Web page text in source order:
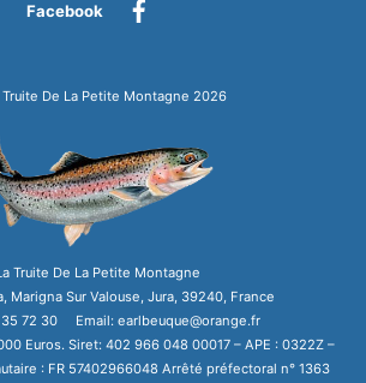
Facebook
Truite De La Petite Montagne 2026
Truite De La Petite Montagne
Marigna Sur Valouse, Jura, 39240, France
35 72 30 Email: earlbeuque@orange.fr
Euros. Siret: 402 966 048 00017 – APE : 0322Z –
: FR 57402966048 Arrêté préfectoral n° 1363